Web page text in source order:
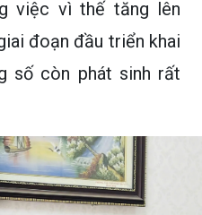
việc vì thế tăng lên
đoạn đầu triển khai
số còn phát sinh rất